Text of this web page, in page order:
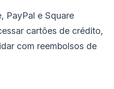
PayPal e Square
cartões de crédito,
com reembolsos de